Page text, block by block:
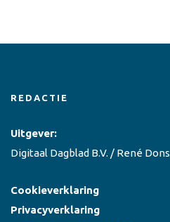
REDACTIE
Uitgever:
Digitaal Dagblad B.V. / René Dons
Cookieverklaring
Privacyverklaring